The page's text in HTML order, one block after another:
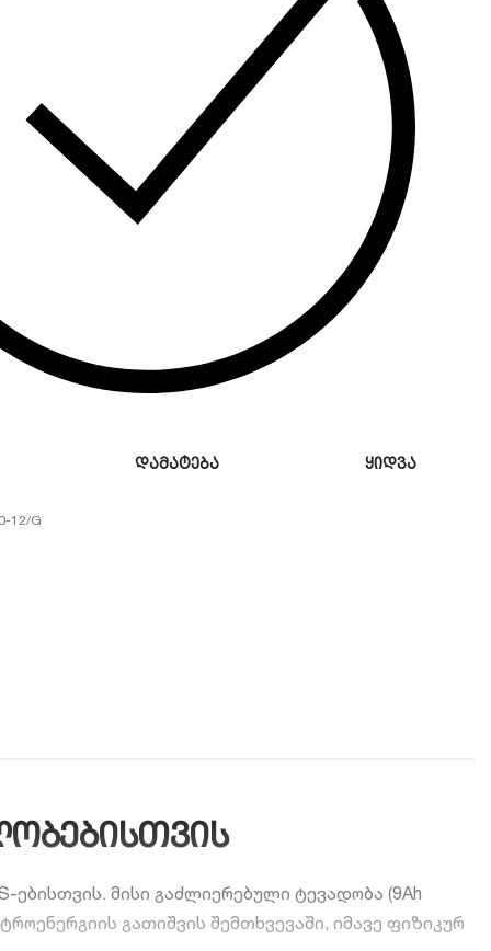
UPS (უწყვეტი კვების წყარო), EPS,
სისტემები, სამედიცინო აპარატურა.
დამატება ყიდვა
12/G
მისი გაძლიერებული ტევადობა (9Ah
გათიშვის შემთხვევაში, იმავე ფიზიკურ